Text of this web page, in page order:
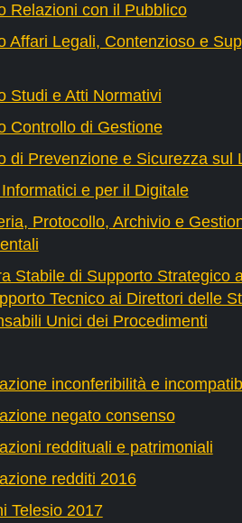
Relazioni con il Pubblico
Affari Legali, Contenzioso e
Studi e Atti Normativi
Controllo di Gestione
di Prevenzione e Sicurezza sul
e per il Digitale
Protocollo, Archivio e
Stabile di Supporto Strategico
Tecnico ai Direttori delle
Unici dei Procedimenti
inconferibilità e
negato consenso
reddituali e patrimoniali
redditi 2016
Telesio 2017